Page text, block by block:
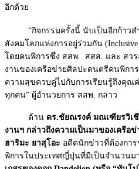
อีกด้วย
“กิจกรรมครั้งนี้ นับเป็นอีกก้าวสำ
สังคมโลกแห่งการอยู่ร่วมกัน
โดยคนพิการซึ่ง สสพ. สสส. และ สว
งานของเครือข่ายศิลปะดนตรีคนพิกา
ความสุขควบคู่ไปกับการเรียนรู้ถึงคุ
ทุกคน” ผู้อำนวยการ สสพ. กล่าว
ด้าน ดร.ชัยณรงค์ มณเฑียรวิเ
งานฯ กล่าวถึงความเป็นมาของเครือ
ฮาริมะ ยาสุโอะ อดีตนักข่าวที่ต้องก
พิการในประเทศญี่ปุ่นที่มีเป็นจำนวนม